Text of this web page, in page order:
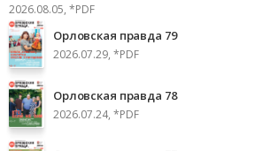
2026.08.05, *PDF
Орловская правда 79
2026.07.29, *PDF
Орловская правда 78
2026.07.24, *PDF